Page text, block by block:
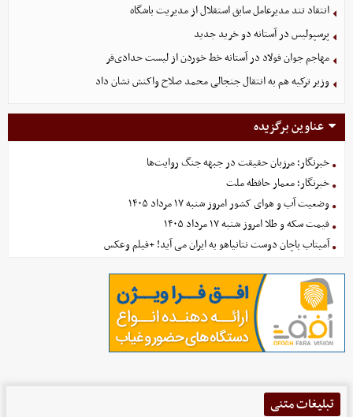
انتقاد تند مدیرعامل سابق استقلال از مدیریت باشگاه
پرسپولیس در آستانه دو خرید جدید
مهاجم جوان فولاد در آستانه خط خوردن از لیست حدادی‌فر
وزیر ترکیه هم به انتقال جنجالی محمد صلاح واکنش نشان داد
عناوین برگزیده
خبرنگار؛ مرزبان حقیقت در جبهه جنگ روایت‌ها
خبرنگار؛ معمار حافظه ملت
وضعیت آب و هوای کشور امروز شنبه ۱۷ مرداد ۱۴۰۵
قیمت سکه و طلا امروز شنبه ۱۷ مرداد ۱۴۰۵
آمیتاب باچان دوست نتانیاهو به ایران می آید! +فیلم وعکس
تبلیغات متنی